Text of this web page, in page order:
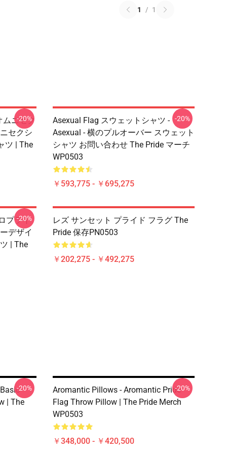
1 / 1
ムニセク
セクシ
ツ | The
-20%
Asexual Flag スウェットシャツ -
Asexual - 横のプルオーバー スウェット
シャツ お問い合わせ The Pride マーチ
WP0503
￥593,775 - ￥695,275
-20%
プライ
デザイ
| The
-20%
レズ サンセット プライド フラグ The
Pride 保存PN0503
￥202,275 - ￥492,275
| The
-20%
Aromantic Pillows - Aromantic Pride
Flag Throw Pillow | The Pride Merch
WP0503
￥348,000 - ￥420,500
-20%